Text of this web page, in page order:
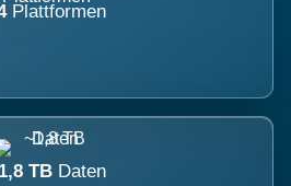
Plattformen
TB Daten